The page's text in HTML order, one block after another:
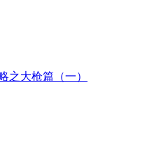
之大枪篇（一）